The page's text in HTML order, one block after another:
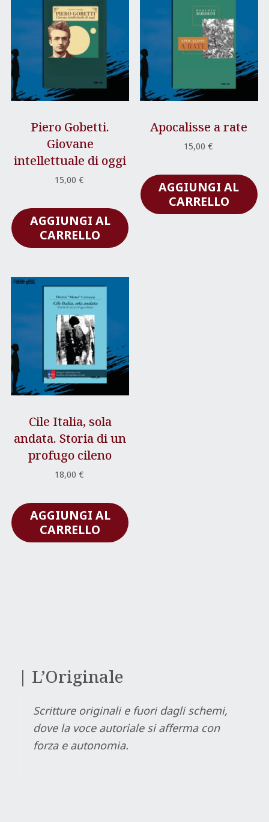
Piero Gobetti.
Giovane
intellettuale di oggi
15,00€
AGGIUNGI AL
CARRELLO
Apocalisse a rate
15,00 €
AGGIUNGI AL
CARRELLO
Cile Italia, sola
andata. Storia di un
profugo cileno
18,00€
AGGIUNGI AL
CARRELLO
| L’Originale
Scritture originali e fuori dagli schemi,
dove la voce autoriale si afferma con
forza e autonomia.